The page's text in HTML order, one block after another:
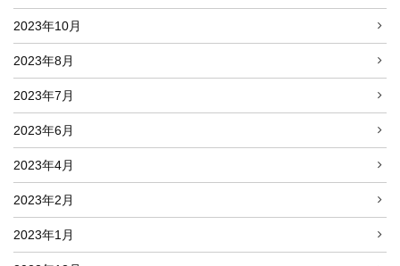
2023年10月
2023年8月
2023年7月
2023年6月
2023年4月
2023年2月
2023年1月